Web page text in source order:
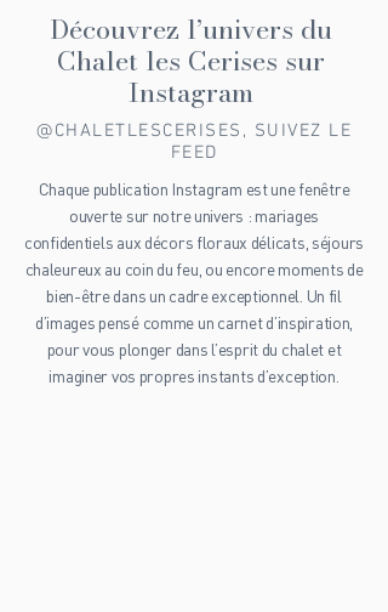
Découvrez l’univers du
Chalet les Cerises sur
Instagram
@CHALETLESCERISES, SUIVEZ LE
FEED
Chaque publication Instagram est une fenêtre
ouverte sur notre univers : mariages
confidentiels aux décors floraux délicats, séjours
chaleureux au coin du feu, ou encore moments de
bien-être dans un cadre exceptionnel. Un fil
d’images pensé comme un carnet d’inspiration,